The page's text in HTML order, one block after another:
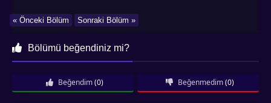
Sonraki Bölüm »
« Önceki Bölüm
Bölümü beğendiniz mi?
Beğendim (0) Beğenmedim (0)